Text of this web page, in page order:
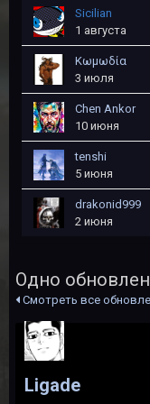
Sicilian
1 августа
Kωμωδία
3 июля
Chen Ankor
10 июня
tеnshi
5 июня
drakonid999
2 июня
Одно
Смотреть все
Ligade